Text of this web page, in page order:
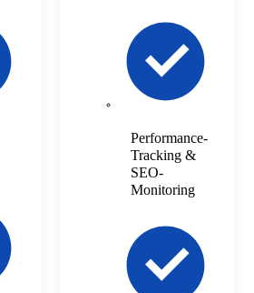
Performance-
Tracking &
SEO-
Monitoring